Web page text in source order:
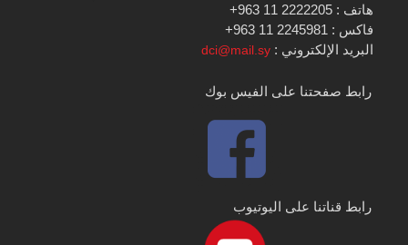
هاتف : 2222205 11 963+
فاكس : 2245981 11 963+
البريد الإلكتروني :dci@mail.sy
رابط صفحتنا على الفيس بوك
رابط قناتنا على اليوتيوب